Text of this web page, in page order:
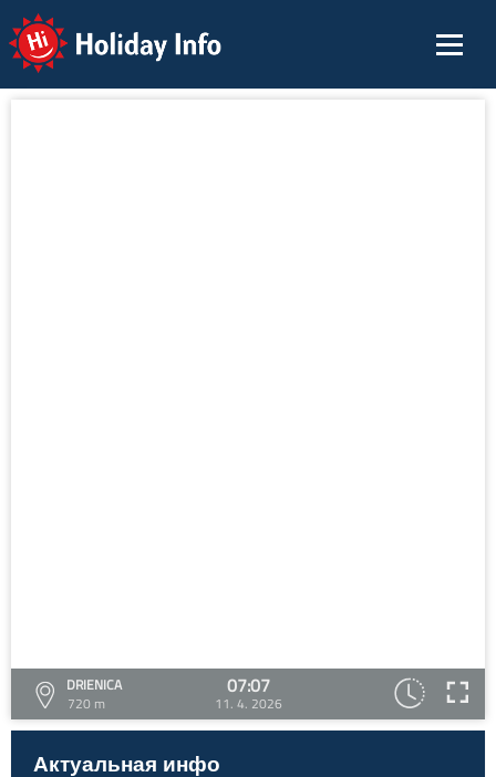
Holiday Info
DRIENICA
720 m
07:07
11. 4. 2026
Актуальная инфо